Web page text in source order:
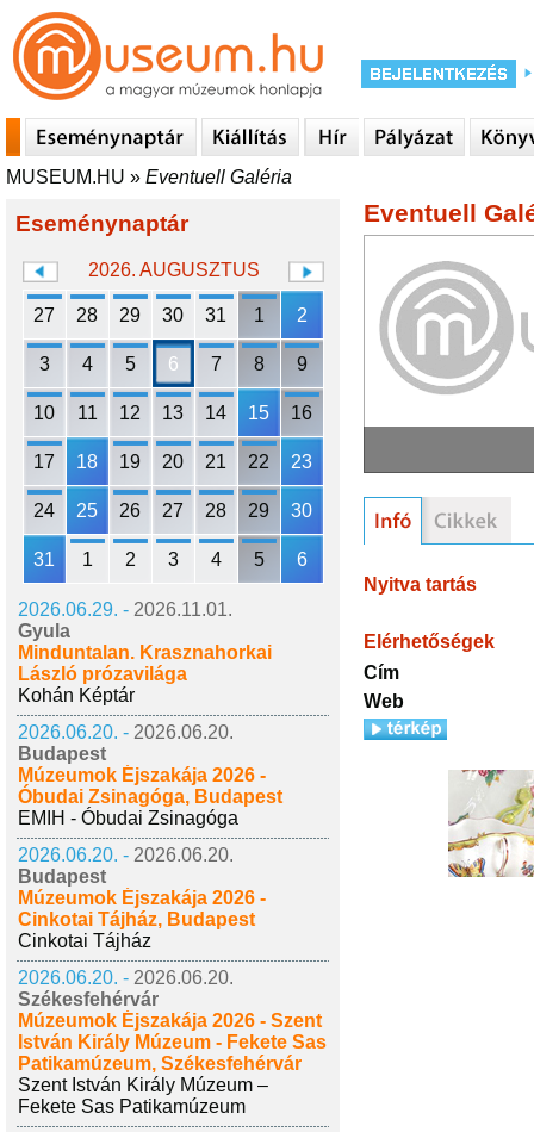
MUSEUM.HU » Eventuell Galéria
Eseménynaptár
2026. AUGUSZTUS
27 28 29 30 31 1 2
3 4 5 6 7 8 9
10 11 12 13 14 15 16
17 18 19 20 21 22 23
24 25 26 27 28 29 30
31 1 2 3 4 5 6
2026.06.29. - 2026.11.01.
Gyula
Minduntalan. Krasznahorkai
László prózavilága
Kohán Képtár
2026.06.20. - 2026.06.20.
Budapest
Múzeumok Éjszakája 2026 -
Óbudai Zsinagóga, Budapest
EMIH - Óbudai Zsinagóga
2026.06.20. - 2026.06.20.
Budapest
Múzeumok Éjszakája 2026 -
Cinkotai Tájház, Budapest
Cinkotai Tájház
2026.06.20. - 2026.06.20.
Székesfehérvár
Múzeumok Éjszakája 2026 - Szent
István Király Múzeum - Fekete Sas
Patikamúzeum, Székesfehérvár
Szent István Király Múzeum –
Fekete Sas Patikamúzeum
Eventuell
Nyitva tartás
Elérhetőségek
Cím
Web